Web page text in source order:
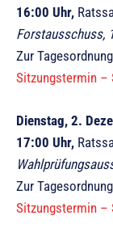
16:00 Uhr,
Forstausschuss,
Zur
Sitzungstermin –
Dienstag, 2.
17:00 Uhr,
Zur
Sitzungstermin –